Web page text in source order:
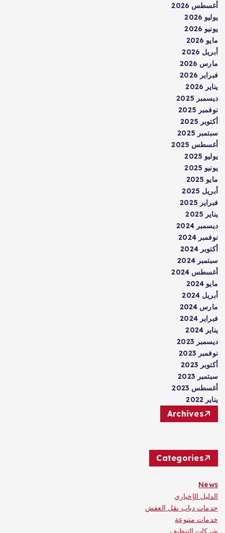
أغسطس 2026
يوليو 2026
يونيو 2026
مايو 2026
أبريل 2026
مارس 2026
فبراير 2026
يناير 2026
ديسمبر 2025
نوفمبر 2025
أكتوبر 2025
سبتمبر 2025
أغسطس 2025
يوليو 2025
يونيو 2025
مايو 2025
أبريل 2025
فبراير 2025
يناير 2025
ديسمبر 2024
نوفمبر 2024
أكتوبر 2024
سبتمبر 2024
أغسطس 2024
مايو 2024
أبريل 2024
مارس 2024
فبراير 2024
يناير 2024
ديسمبر 2023
نوفمبر 2023
أكتوبر 2023
سبتمبر 2023
أغسطس 2023
يناير 2022
Archives
Categories
News
الدليل الإخباري
حدمات دباب نقل العفش
خدمات متنوعة
شركات التنظيف